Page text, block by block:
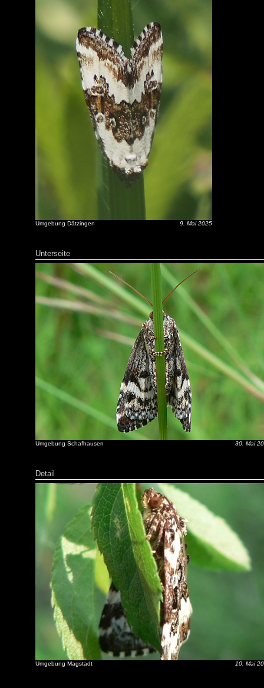
Umgebung Dätzingen 9. Mai 2025
Unterseite
Umgebung Schafhausen 30. Mai
Detail
Umgebung Magstadt 10. Mai